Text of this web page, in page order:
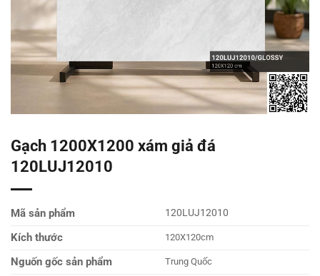
Gạch 1200X1200 xám giả đá
120LUJ12010
Mã sản phẩm 120LUJ12010
Kích thước 120X120cm
Nguốn gốc sản phẩm Trung Quốc